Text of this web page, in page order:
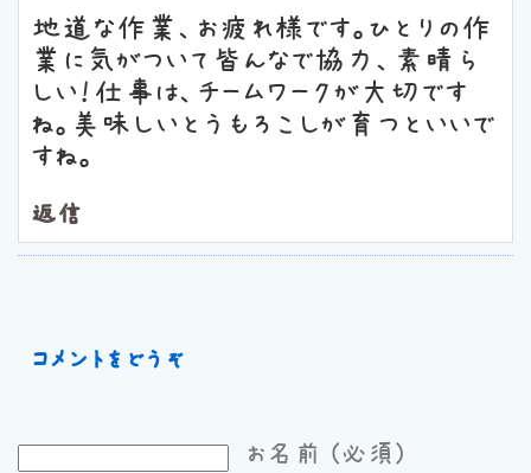
地道な作業、お疲れ様です。ひとりの作
業に気がついて皆んなで協力、素晴ら
しい！仕事は、チームワークが大切です
ね。美味しいとうもろこしが育つといいで
すね。
返信
コメントをどうぞ
お名前 (必須)